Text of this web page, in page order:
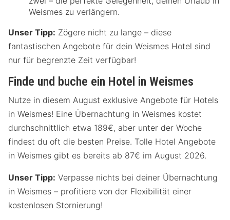
Weismes zu verlängern.
Unser Tipp: Zögere nicht zu lange – diese
fantastischen Angebote für dein Weismes Hotel sind
nur für begrenzte Zeit verfügbar!
Finde und buche ein Hotel in Weismes
Nutze in diesem August exklusive Angebote für Hotels
in Weismes! Eine Übernachtung in Weismes kostet
durchschnittlich etwa 189€, aber unter der Woche
findest du oft die besten Preise. Tolle Hotel Angebote
in Weismes gibt es bereits ab 87€ im August 2026.
Unser Tipp: Verpasse nichts bei deiner Übernachtung
in Weismes – profitiere von der Flexibilität einer
kostenlosen Stornierung!